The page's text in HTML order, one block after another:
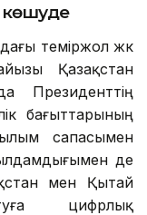
теміржол жүк
Қазақстан
Президенттің
бағыттарының
сапасымен
де
мен Қытай
цифрлық